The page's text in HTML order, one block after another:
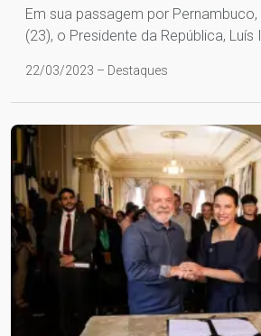
Em sua passagem por
(23), o Presidente da República, Luís
22/03/2023 – Destaques